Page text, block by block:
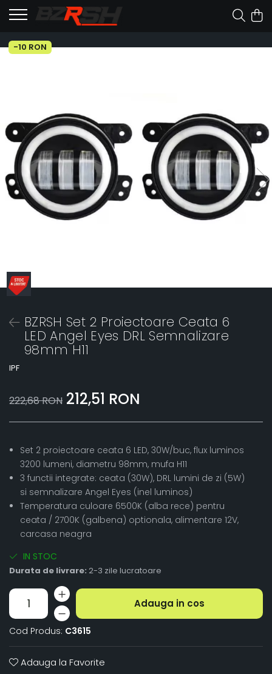
-10 RON
BZRSH Set 2 Proiectoare Ceata 6
LED Angel Eyes DRL Semnalizare
98mm H11
IPF
222,68 RON 212,51 RON
Set 2 proiectoare ceata 6 LED, 30W/buc, flux luminos
3200 lumeni, diametru 98mm, mufa H11
3 functii integrate: ceata (30W), DRL lumini de zi (5W)
si semnalizare Angel Eyes (inel luminos)
Temperatura culoare 6500K (alba rece) pentru
ceata / 2700K (galbena) optionala, alimentare 12V,
carcasa neagra
IN STOC
Durata de livrare: 2-3 zile lucratoare
Adauga in cos
Cod Produs: C3615
Adauga la Favorite